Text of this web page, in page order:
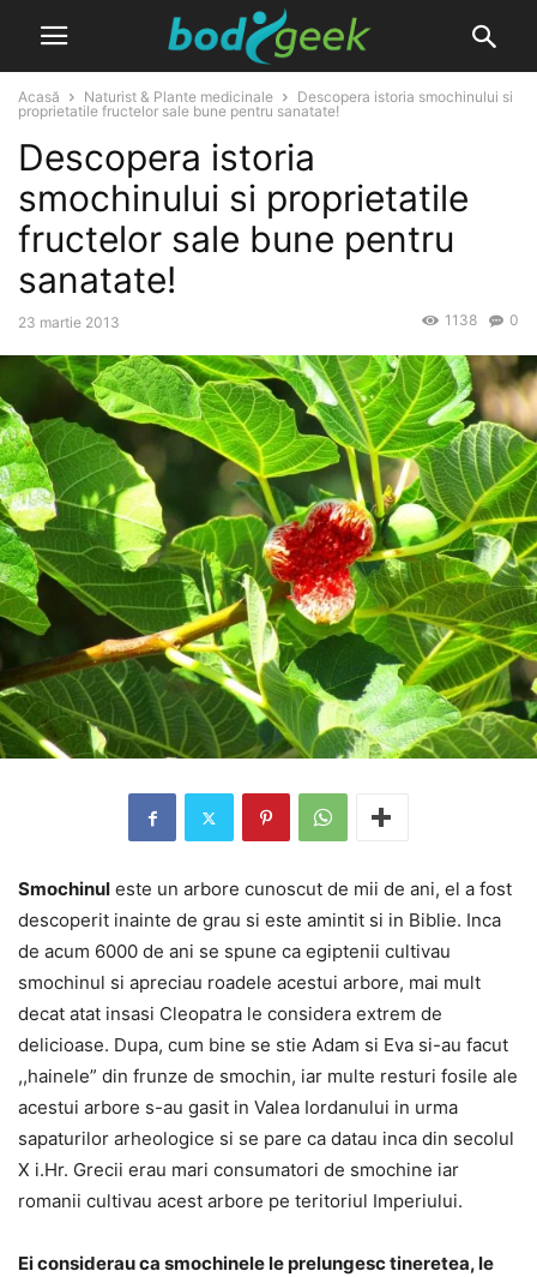
Acasă Naturist & Plante medicinale
Descopera istoria smochinului si
proprietatile fructelor sale bune pentru sanatate!
Descopera istoria
smochinului si proprietatile
fructelor sale bune pentru
sanatate!
23 martie 2013 0
1138
Smochinul este un arbore cunoscut de mii de ani, el a fost
descoperit inainte de grau si este amintit si in Biblie. Inca
de acum 6000 de ani se spune ca egiptenii cultivau
smochinul si apreciau roadele acestui arbore, mai mult
decat atat insasi Cleopatra le considera extrem de
delicioase. Dupa, cum bine se stie Adam si Eva si-au facut
,,hainele” din frunze de smochin, iar multe resturi fosile ale
acestui arbore s-au gasit in Valea Iordanului in urma
sapaturilor arheologice si se pare ca datau inca din secolul
X i.Hr. Grecii erau mari consumatori de smochine iar
romanii cultivau acest arbore pe teritoriul Imperiului.
Ei considerau ca smochinele le prelungesc tineretea, le